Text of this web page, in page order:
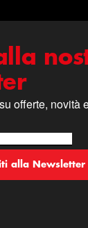
offerte, novità
alla Newsletter